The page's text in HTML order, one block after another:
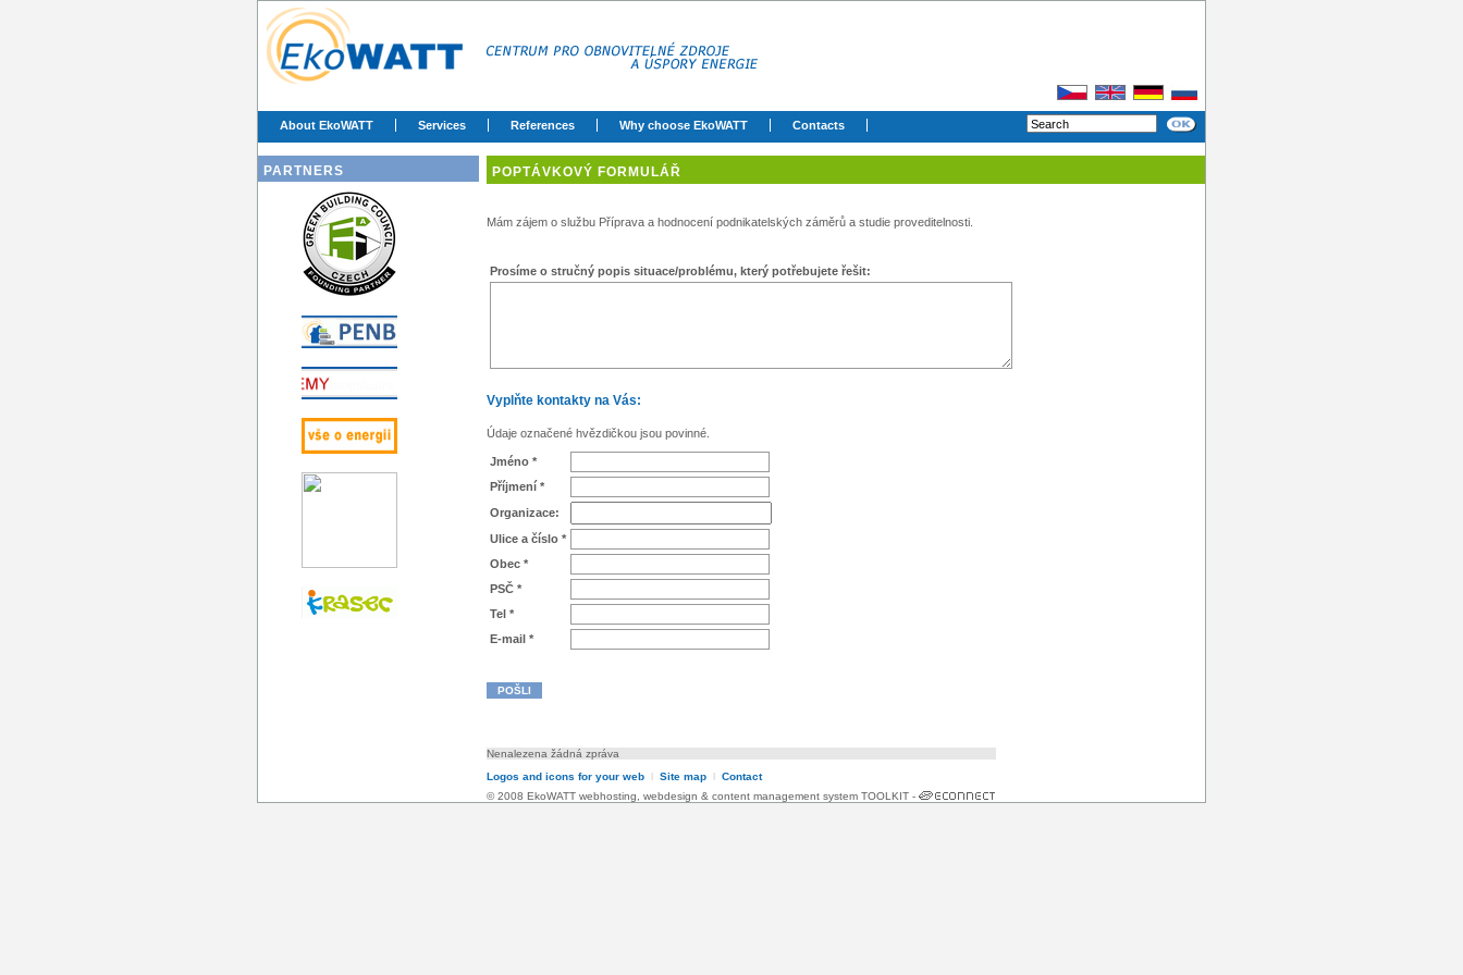
About EkoWATT Services References Why choose EkoWATT Contacts
PARTNERS POPTÁVKOVÝ FORMULÁŘ
Mám zájem o službu Příprava a hodnocení podnikatelských záměrů a studie proveditelnosti.
Prosíme o stručný popis situace/problému, který potřebujete řešit:
Vyplňte kontakty na Vás:
Údaje označené hvězdičkou jsou povinné.
Jméno *
Příjmení *
Organizace:
Ulice a číslo *
Obec *
PSČ *
Tel *
E-mail *
Nenalezena žádná zpráva
Logos and icons for your web l Site map l Contact
© 2008 EkoWATT webhosting webdesign & content management system TOOLKIT -